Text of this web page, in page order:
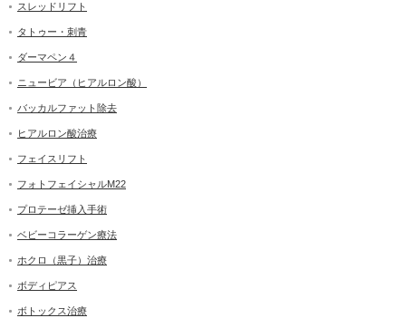
スレッドリフト
タトゥー・刺青
ダーマペン４
ニュービア（ヒアルロン酸）
バッカルファット除去
ヒアルロン酸治療
フェイスリフト
フォトフェイシャルM22
プロテーゼ挿入手術
ベビーコラーゲン療法
ホクロ（黒子）治療
ボディピアス
ボトックス治療